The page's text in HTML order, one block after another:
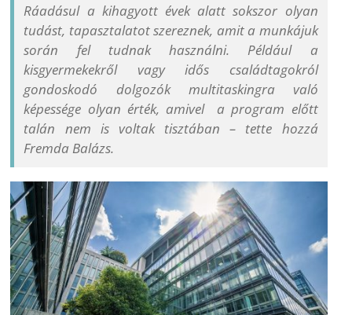
Ráadásul a kihagyott évek alatt sokszor olyan
tudást, tapasztalatot szereznek, amit a munkájuk
során fel tudnak használni. Például a
kisgyermekekről vagy idős családtagokról
gondoskodó dolgozók multitaskingra való
képessége olyan érték, amivel a program előtt
talán nem is voltak tisztában – tette hozzá
Fremda Balázs.